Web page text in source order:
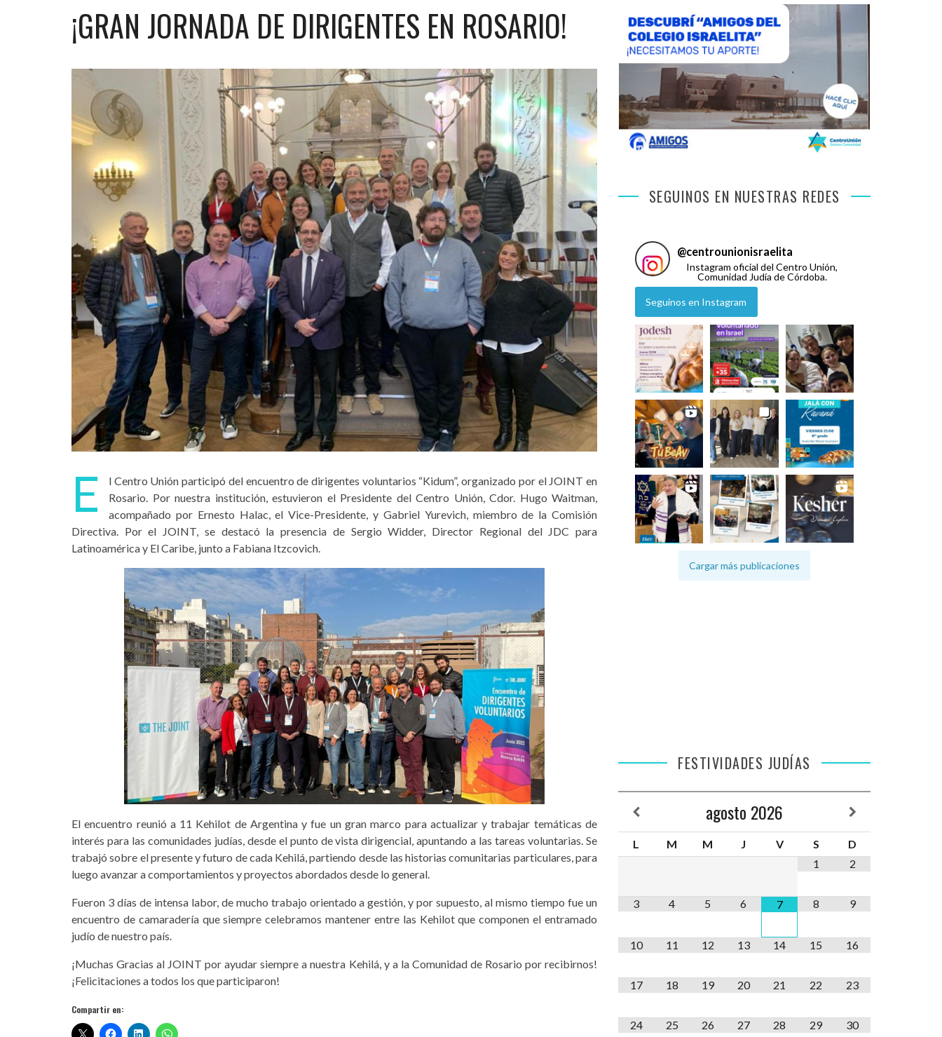
¡GRAN JORNADA DE DIRIGENTES EN ROSARIO!
E
l Centro Unión participó del encuentro de dirigentes voluntarios “Kidum”, organizado por el JOINT en
Rosario. Por nuestra institución, estuvieron el Presidente del Centro Unión, Cdor. Hugo Waitman,
acompañado por Ernesto Halac, el Vice-Presidente, y Gabriel Yurevich, miembro de la Comisión
Directiva. Por el JOINT, se destacó la presencia de Sergio Widder, Director Regional del JDC para
Latinoamérica y El Caribe, junto a Fabiana Itzcovich.
El encuentro reunió a 11 Kehilot de Argentina y fue un gran marco para actualizar y trabajar temáticas de
interés para las comunidades judías, desde el punto de vista dirigencial, apuntando a las tareas voluntarias. Se
trabajó sobre el presente y futuro de cada Kehilá, partiendo desde las historias comunitarias particulares, para
luego avanzar a comportamientos y proyectos abordados desde lo general.
Fueron 3 días de intensa labor, de mucho trabajo orientado a gestión, y por supuesto, al mismo tiempo fue un
encuentro de camaradería que siempre celebramos mantener entre las Kehilot que componen el entramado
judío de nuestro país.
¡Muchas Gracias al JOINT por ayudar siempre a nuestra Kehilá, y a la Comunidad de Rosario por recibirnos!
¡Felicitaciones a todos los que participaron!
Compartir en:
SEGUINOS EN NUESTRAS REDES
@centrounionisraelita
Instagram oficial del Centro Unión,
Comunidad Judía de Córdoba.
Seguinos en Instagram
Cargar más publicaciones
FESTIVIDADES JUDÍAS
agosto 2026
L M M J V S
D
1
2
3 4 5 6 7 8 9
10 11 12 13 14 15 16
17 18 19 20 21 22 23
24 25 26 27 28 29 30